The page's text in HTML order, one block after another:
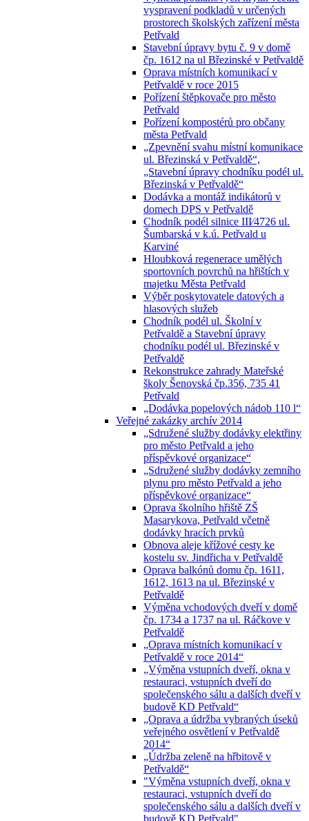
vyspravení podkladů v určených
prostorech školských zařízení města
Petřvald
Stavební úpravy bytu č. 9 v domě
čp. 1612 na ul Březinské v Petřvaldě
Oprava místních komunikací v
Petřvaldě v roce 2015
Pořízení štěpkovače pro město
Petřvald
Pořízení kompostérů pro občany
města Petřvald
„Zpevnění svahu místní komunikace
ul. Březinská v Petřvaldě“,
„Stavební úpravy chodníku podél ul.
Březinská v Petřvaldě“
Dodávka a montáž indikátorů v
domech DPS v Petřvaldě
Chodník podél silnice III⁄4726 ul.
Šumbarská v k.ú. Petřvald u
Karviné
Hloubková regenerace umělých
sportovních povrchů na hřištích v
majetku Města Petřvald
Výběr poskytovatele datových a
hlasových služeb
Chodník podél ul. Školní v
Petřvaldě a Stavební úpravy
chodníku podél ul. Březinské v
Petřvaldě
Rekonstrukce zahrady Mateřské
školy Šenovská čp.356, 735 41
Petřvald
„Dodávka popelových nádob 110 l“
Veřejné zakázky archív 2014
„Sdružené služby dodávky elektřiny
pro město Petřvald a jeho
příspěvkové organizace“
„Sdružené služby dodávky zemního
plynu pro město Petřvald a jeho
příspěvkové organizace“
Oprava školního hřiště ZŠ
Masarykova, Petřvald včetně
dodávky hracích prvků
Obnova aleje křížové cesty ke
kostelu sv. Jindřicha v Petřvaldě
Oprava balkónů domu čp. 1611,
1612, 1613 na ul. Březinské v
Petřvaldě
Výměna vchodových dveří v domě
čp. 1734 a 1737 na ul. Ráčkove v
Petřvaldě
„Oprava místních komunikací v
Petřvaldě v roce 2014“
„Výměna vstupních dveří, okna v
restauraci, vstupních dveří do
společenského sálu a dalších dveří v
budově KD Petřvald“
„Oprava a údržba vybraných úseků
veřejného osvětlení v Petřvaldě
2014“
„Údržba zeleně na hřbitově v
Petřvaldě“
"Výměna vstupních dveří, okna v
restauraci, vstupních dveří do
společenského sálu a dalších dveří v
budově KD Petřvald"